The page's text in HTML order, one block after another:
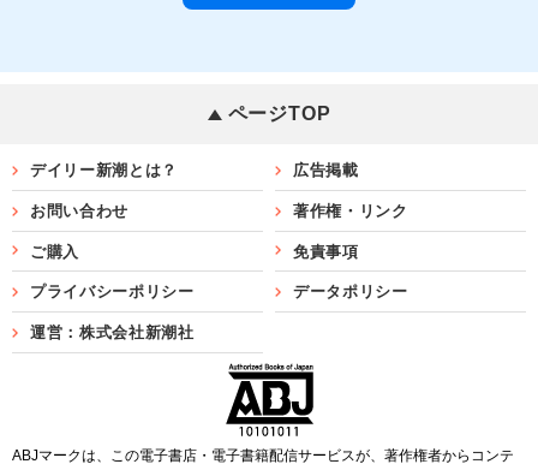
ページTOP
デイリー新潮とは？ 広告掲載
お問い合わせ 著作権・リンク
ご購入 免責事項
プライバシーポリシー データポリシー
運営：株式会社新潮社
ABJマークは、この電子書店・電子書籍配信サービスが、著作権者からコンテ